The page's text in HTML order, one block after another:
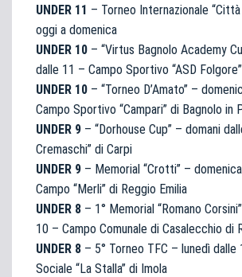
UNDER 11 – Torneo Internazionale
oggi a domenica
UNDER 10 – “Virtus Bagnolo Academy
dalle 11 – Campo Sportivo “ASD
UNDER 10 – “Torneo D’Amato” –
Campo Sportivo “Campari” di Bagnolo in
UNDER 9 – “Dorhouse Cup” – domani
Cremaschi” di Carpi
UNDER 9 – Memorial “Crotti” –
Campo “Merli” di Reggio Emilia
UNDER 8 – 1° Memorial “Romano
10 – Campo Comunale di Casalecchio di
UNDER 8 – 5° Torneo TFC – lunedì
Sociale “La Stalla” di Imola